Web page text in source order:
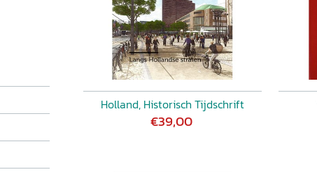
Holland, Historisch Tijdschrift
€39,00